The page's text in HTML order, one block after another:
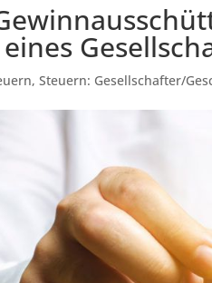
,Steuern: Gesellschafter/